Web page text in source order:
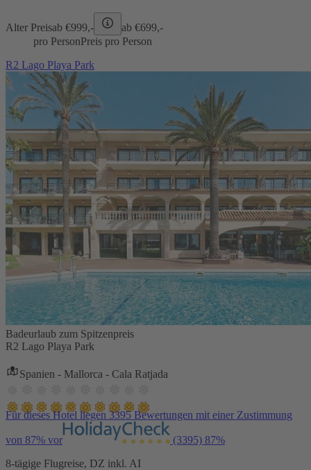
Alter Preisab €999,- ab €699,-
pro PersonPreis pro Person
R2 Lago Playa Park
Badeurlaub zum Spitzenpreis
R2 Lago Playa Park
Spanien - Mallorca - Cala Ratjada
Für dieses Hotel liegen 3395 Bewertungen mit einer Zustimmung
von 87% vor (3395) 87%
8-tägige Flugreise, DZ inkl. AI